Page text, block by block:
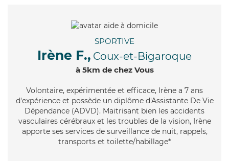
SPORTIVE
Irène F., Coux-et-Bigaroque
à 5km de chez Vous
Volontaire, expérimentée et efficace, Irène a 7 ans
d'expérience et possède un diplôme d'Assistante De Vie
Dépendance (ADVD). Maitrisant bien les accidents
vasculaires cérébraux et les troubles de la vision, Irène
apporte ses services de surveillance de nuit, rappels,
transports et toilette/habillage*